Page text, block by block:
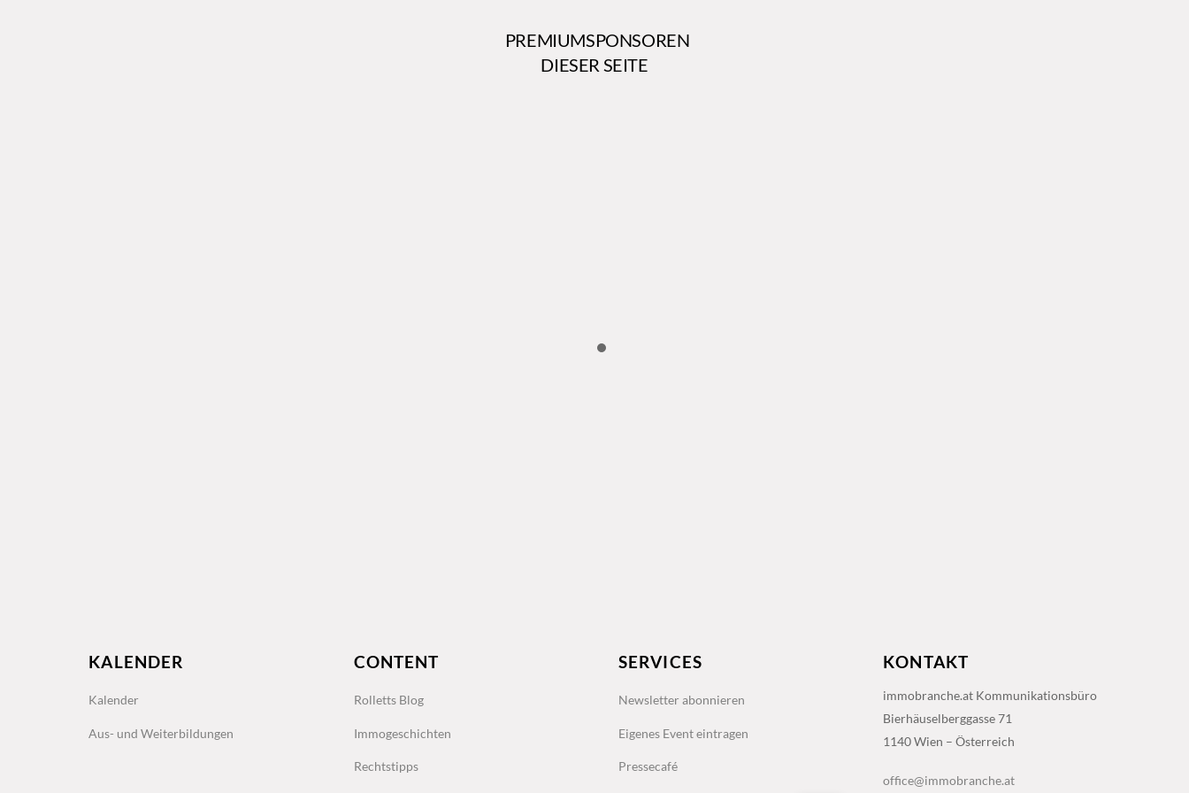
PREMIUMSPONSOREN
DIESER SEITE
KALENDER
Kalender
Aus- und Weiterbildungen
CONTENT
Rolletts Blog
Immogeschichten
Rechtstipps
SERVICES
Newsletter abonnieren
Eigenes Event eintragen
Pressecafé
KONTAKT
immobranche.at Kommunikationsbüro
Bierhäuselberggasse 71
1140 Wien – Österreich
office@immobranche.at